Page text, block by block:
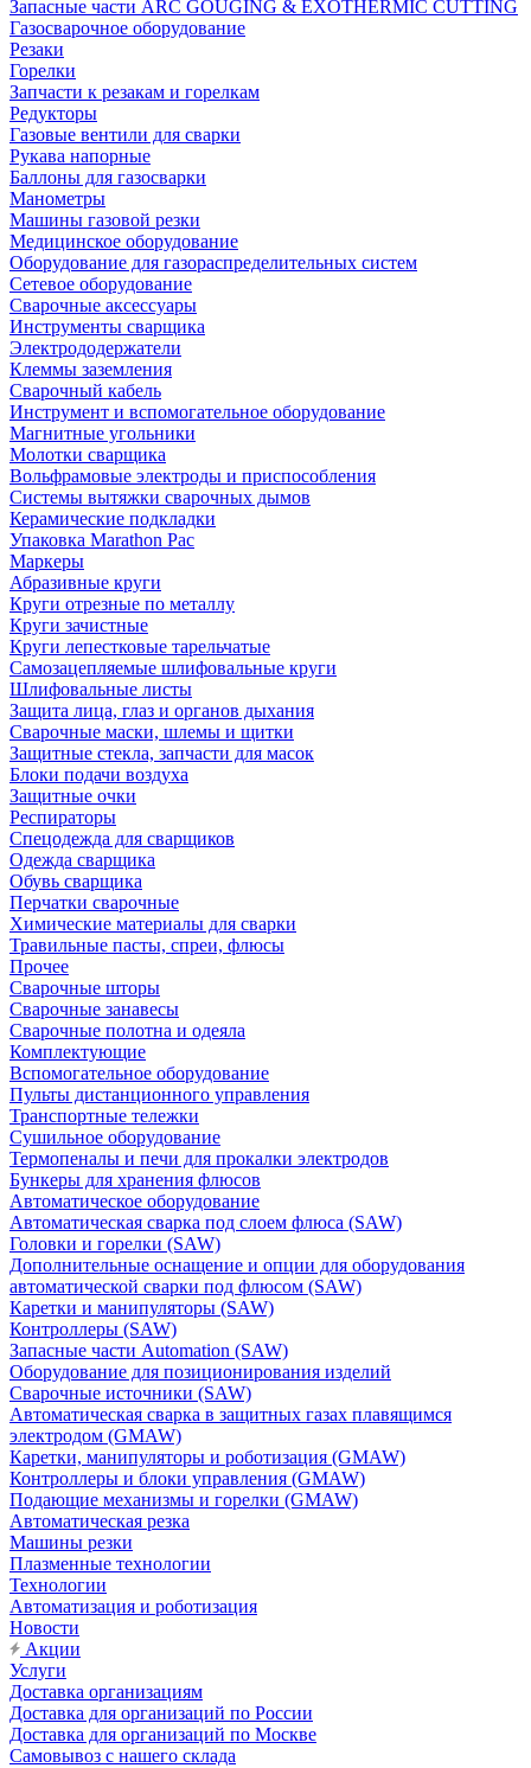
Запасные части ARC GOUGING & EXOTHERMIC CUTTING
Газосварочное оборудование
Резаки
Горелки
Запчасти к резакам и горелкам
Редукторы
Газовые вентили для сварки
Рукава напорные
Баллоны для газосварки
Манометры
Машины газовой резки
Медицинское оборудование
Оборудование для газораспределительных систем
Сетевое оборудование
Сварочные аксессуары
Инструменты сварщика
Электрододержатели
Клеммы заземления
Сварочный кабель
Инструмент и вспомогательное оборудование
Магнитные угольники
Молотки сварщика
Вольфрамовые электроды и приспособления
Системы вытяжки сварочных дымов
Керамические подкладки
Упаковка Marathon Pac
Маркеры
Абразивные круги
Круги отрезные по металлу
Круги зачистные
Круги лепестковые тарельчатые
Самозацепляемые шлифовальные круги
Шлифовальные листы
Защита лица, глаз и органов дыхания
Сварочные маски, шлемы и щитки
Защитные стекла, запчасти для масок
Блоки подачи воздуха
Защитные очки
Респираторы
Спецодежда для сварщиков
Одежда сварщика
Обувь сварщика
Перчатки сварочные
Химические материалы для сварки
Травильные пасты, спреи, флюсы
Прочее
Сварочные шторы
Сварочные занавесы
Сварочные полотна и одеяла
Комплектующие
Вспомогательное оборудование
Пульты дистанционного управления
Транспортные тележки
Сушильное оборудование
Термопеналы и печи для прокалки электродов
Бункеры для хранения флюсов
Автоматическое оборудование
Автоматическая сварка под слоем флюса (SAW)
Головки и горелки (SAW)
Дополнительные оснащение и опции для оборудования
автоматической сварки под флюсом (SAW)
Каретки и манипуляторы (SAW)
Контроллеры (SAW)
Запасные части Automation (SAW)
Оборудование для позиционирования изделий
Сварочные источники (SAW)
Автоматическая сварка в защитных газах плавящимся
электродом (GMAW)
Каретки, манипуляторы и роботизация (GMAW)
Контроллеры и блоки управления (GMAW)
Подающие механизмы и горелки (GMAW)
Автоматическая резка
Машины резки
Плазменные технологии
Технологии
Автоматизация и роботизация
Новости
Акции
Услуги
Доставка организациям
Доставка для организаций по России
Доставка для организаций по Москве
Самовывоз с нашего склада